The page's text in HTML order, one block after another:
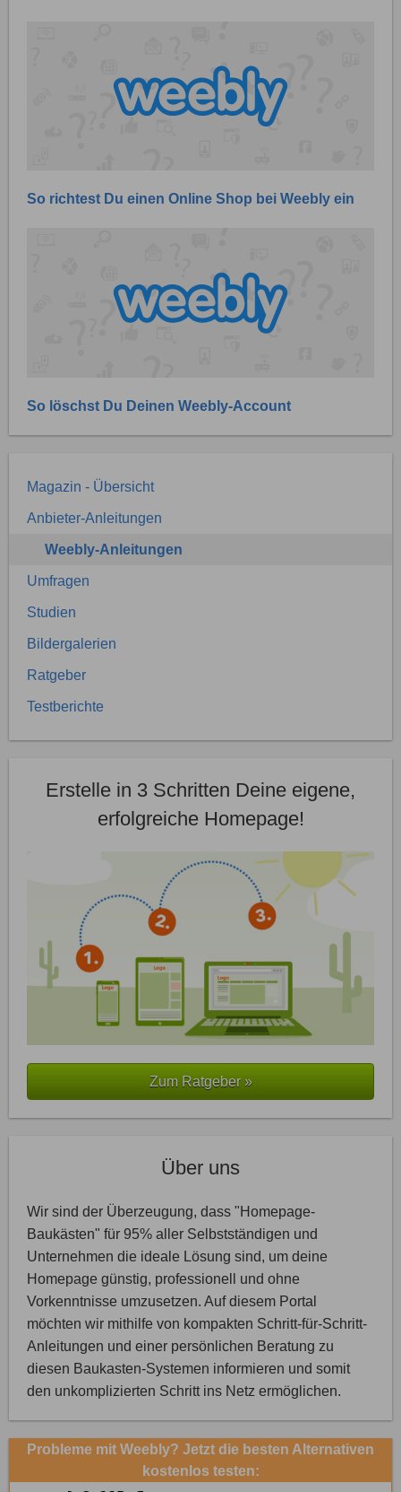
So richtest Du einen Online Shop bei Weebly ein
So löschst Du Deinen Weebly-Account
Magazin - Übersicht
Anbieter-Anleitungen
Weebly-Anleitungen
Umfragen
Studien
Bildergalerien
Ratgeber
Testberichte
Erstelle in 3 Schritten Deine eigene,
erfolgreiche Homepage!
Zum Ratgeber »
Über uns
Wir sind der Überzeugung, dass "Homepage-
Baukästen" für 95% aller Selbstständigen und
Unternehmen die ideale Lösung sind, um deine
Homepage günstig, professionell und ohne
Vorkenntnisse umzusetzen. Auf diesem Portal
möchten wir mithilfe von kompakten Schritt-für-Schritt-
Anleitungen und einer persönlichen Beratung zu
diesen Baukasten-Systemen informieren und somit
den unkomplizierten Schritt ins Netz ermöglichen.
Probleme mit Weebly? Jetzt die besten Alternativen
kostenlos testen: